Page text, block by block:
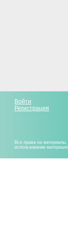
Войти
Регистрация
Все права на
использовании